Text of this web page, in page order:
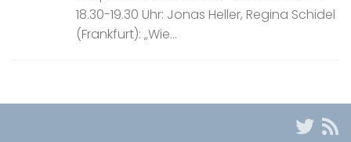
18.30-19.30 Uhr: Jonas Heller, Regina Schidel
(Frankfurt): „Wie...